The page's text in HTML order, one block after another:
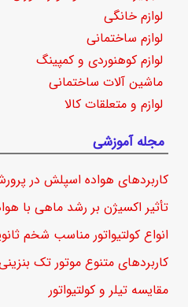
لوازم خانگی
لوازم ساختمانی
لوازم کوهنوردی و کمپینگ
ماشین آلات ساختمانی
لوازم و متعلقات کالا
مجله آموزشی
کاربردهای هواده اسپلش در
تأثیر اکسیژن بر رشد ماهی با
انواع کولتیواتور مناسب شخم
کاربردهای متنوع موتور تک
مقایسه تیلر و کولتیواتور